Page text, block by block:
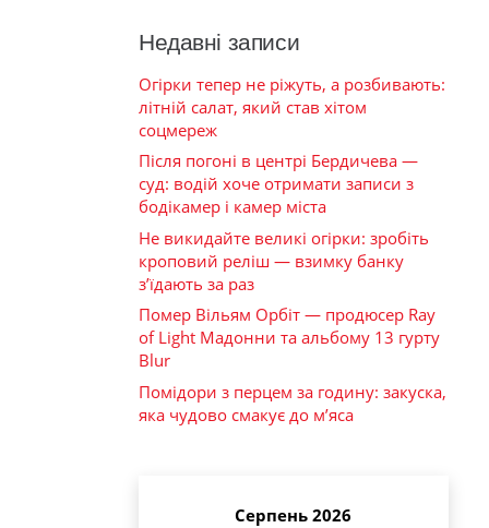
Недавні записи
Огірки тепер не ріжуть, а розбивають:
літній салат, який став хітом
соцмереж
Після погоні в центрі Бердичева —
суд: водій хоче отримати записи з
бодікамер і камер міста
Не викидайте великі огірки: зробіть
кроповий реліш — взимку банку
з’їдають за раз
Помер Вільям Орбіт — продюсер Ray
of Light Мадонни та альбому 13 гурту
Blur
Помідори з перцем за годину: закуска,
яка чудово смакує до м’яса
Серпень 2026